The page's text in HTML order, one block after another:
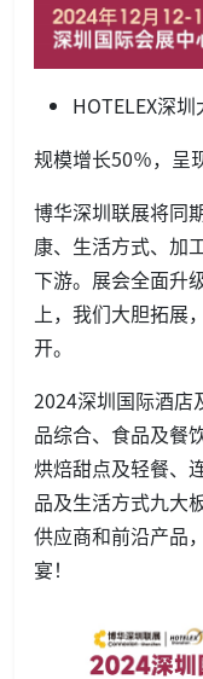
HOTELEX深
规模增长50％，呈
博华深圳联展将同
康、生活方式、加
下游。展会全面升
上，我们大胆拓展
开。
2024深圳国际酒店
品综合、食品及餐
烘焙甜点及轻餐、
品及生活方式九大
供应商和前沿产品
宴！